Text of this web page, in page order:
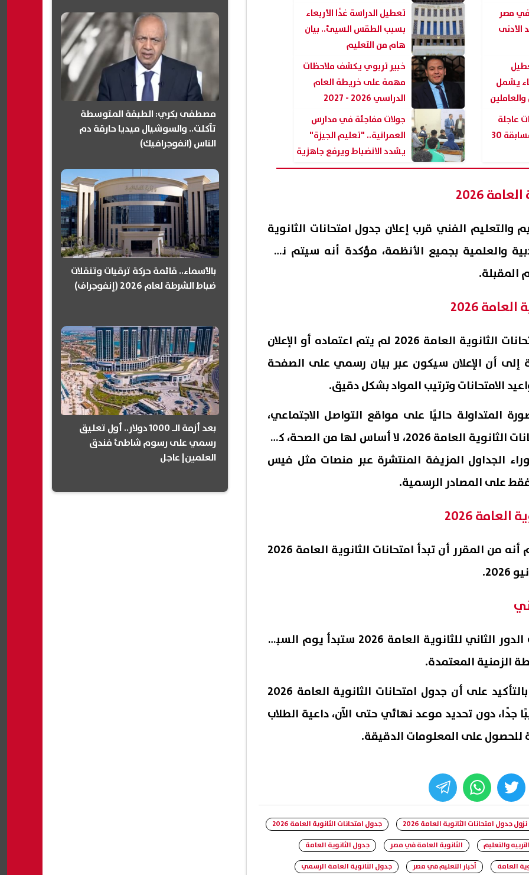
في مصر
الأدنى
تعطيل الدراسة غدًا الأربعاء
بسبب الطقس السيئ.. بيان
هام من التعليم
يشمل
خبير تربوي يكشف ملاحظات
مهمة على خريطة العام
الدراسي 2026 - 2027
عاجلة
لتسكين معلمي مسابقة 30
جولات مفاجئة في مدارس
العمرانية.. "تعليم الجيزة"
يشدد الانضباط ويرفع جاهزية
المدارس
2026
والتعليم الفني قرب إعلان جدول امتحانات الثانوية
الأدبية والعلمية بجميع الأنظمة، مؤكدة أنه سيتم نشر
المقبلة.
2026
أوضحت الوزارة أن جدول امتحانات الثانوية العامة 2026 لم يتم اعتماده أو الإعلان
إلى أن الإعلان سيكون عبر بيان رسمي على الصفحة
الامتحانات وترتيب المواد بشكل دقيق.
المتداولة حاليًا على مواقع التواصل الاجتماعي،
والتي يُزعم أنها جدول امتحانات الثانوية العامة 2026، لا أساس لها من الصحة، كما
الجداول المزيفة المنتشرة عبر منصات مثل فيس
على المصادر الرسمية.
2026
وأكدت وزارة التربية والتعليم أنه من المقرر أن تبدأ امتحانات الثانوية العامة 2026
وأضافت الوزارة أن امتحانات الدور الثاني للثانوية العامة 2026 ستبدأ يوم السبت
واختتمت الوزارة تصريحاتها بالتأكيد على أن جدول امتحانات الثانوية العامة 2026
جدًا، دون تحديد موعد نهائي حتى الآن، داعية الطلاب
للحصول على المعلومات الدقيقة.
twitter
whats
جدول امتحانات الثانوية العامة 2026
جدول امتحانات الثانوية العامة 2026
والتعليم الثانوية العامة في مصر
جدول الثانوية العامة
العامة أخبار التعليم في مصر جدول الثانوية العامة الرسمي
مصطفى بكري: الطبقة المتوسطة
تآكلت.. والسوشيال ميديا حارقة دم
الناس (انفوجرافيك)
بالأسماء.. قائمة حركة ترقيات وتنقلات
ضباط الشرطة لعام 2026 (إنفوجراف)
بعد أزمة الـ 1000 دولار.. أول تعليق
رسمي على رسوم شاطئ فندق
العلمين| عاجل